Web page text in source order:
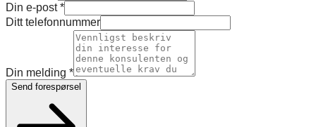
Din e-post*
Ditt telefonnummer
Din melding *
Send forespørsel